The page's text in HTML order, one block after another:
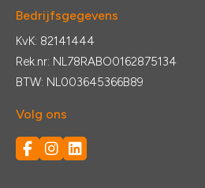
Bedrijfsgegevens
KvK: 82141444
Rek.nr: NL78RABO0162875134
BTW: NL003645366B89
Volg ons